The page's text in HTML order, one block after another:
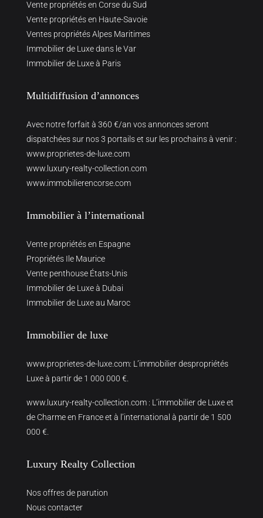
Vente propriétés en Corse du Sud
Vente propriétés en Haute-Savoie
Ventes propriétés Alpes Maritimes
Immobilier de Luxe dans le Var
Immobilier de Luxe à Paris
Multidiffusion d’annonces
Avec notre forfait à 360 €/an vos annonces seront
dispatchées sur nos 3 portails et sur les prochains à venir :
www.proprietes-de-luxe.com
www.luxury-realty-collection.com
www.immobilierencorse.com
Immobilier à l’international
Vente propriétés en Espagne
Propriétés Ile Maurice
Vente penthouse États-Unis
Immobilier de Luxe à Dubai
Immobilier de Luxe au Maroc
Immobilier de luxe
www.proprietes-de-luxe.com: L’immobilier despropriétés
Luxe à partir de 1 000 000 €.
www.luxury-realty-collection.com : L’immobilier de Luxe et
de Charme en France et à l’international à partir de 1 500
000 €.
Luxury Realty Collection
Nos offres de parution
Nous contacter